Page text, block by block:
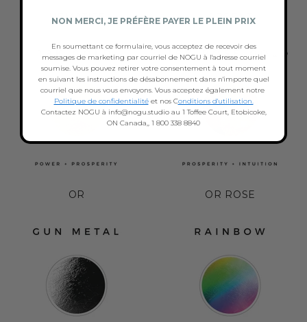
HÉMATITE ARGENT
OR OR ROSE
NON MERCI, JE PRÉFÈRE PAYER LE PLEIN PRIX
En soumettant ce formulaire, vous acceptez de recevoir des
messages de marketing par courriel de NOGU à l'adresse courriel
soumise. Vous pouvez retirer votre consentement à tout moment
en suivant les instructions de désabonnement dans n'importe quel
courriel que nous vous envoyons. Vous acceptez également notre
Politique de confidentialitéet nos Conditions d'utilisation.
Contactez NOGU à info@nogu.studio au 1 Toffee Court, Etobicoke,
ON Canada,, 1 800 338 8840